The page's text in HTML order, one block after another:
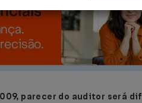
parecer do auditor será